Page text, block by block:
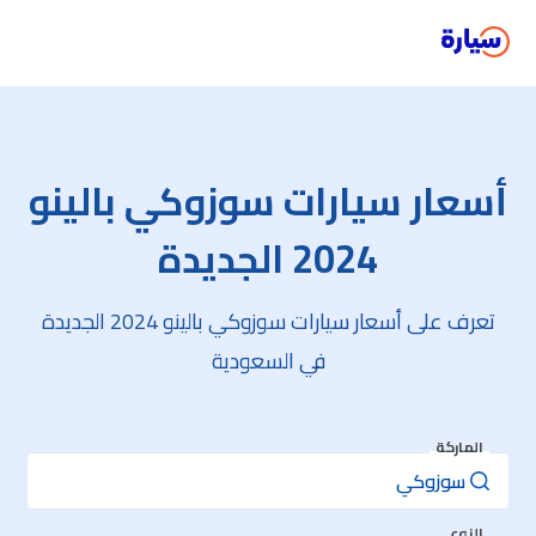
أسعار سيارات سوزوكي بالينو
2024 الجديدة
تعرف على أسعار سيارات سوزوكي بالينو 2024 الجديدة
في السعودية
الماركة